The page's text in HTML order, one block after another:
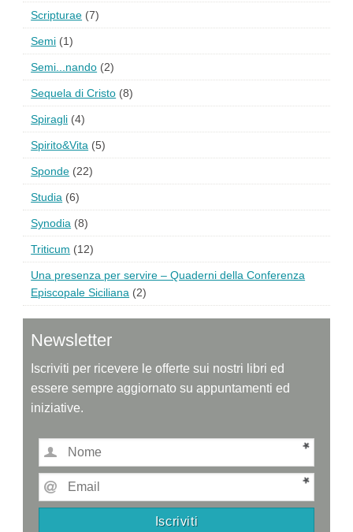
Scripturae (7)
Semi (1)
Semi...nando (2)
Sequela di Cristo (8)
Spiragli (4)
Spirito&Vita (5)
Sponde (22)
Studia (6)
Synodia (8)
Triticum (12)
Una presenza per servire – Quaderni della Conferenza
Episcopale Siciliana (2)
Newsletter
Iscriviti per ricevere le offerte sui nostri libri ed
essere sempre aggiornato su appuntamenti ed
iniziative.